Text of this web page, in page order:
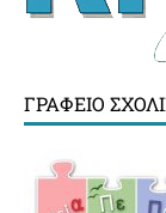
ΓΡΑΦΕΊΟ